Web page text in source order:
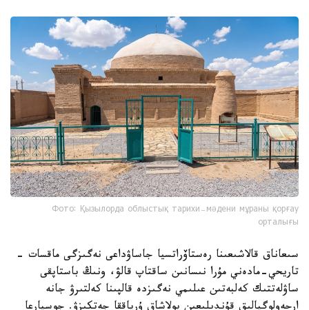
Фото: Қызылорда облыстық тарихи-мәдени мұраны қорғау
орталығы
سىعاناق قالاشىعىنا رەستاۆراتسيا جاساۋداعى نەگىزگى ماقسات -
تاريحي-مادەني مۇرا نىسانىن ساقتاپ قالۋ، ونىڭ باستاپقى
ساۋلەتتىك كەلبەتىن عىلىمي نەگىزدە قالپىنا كەلتىرۋ جانە